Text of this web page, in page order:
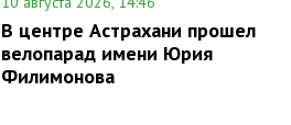
В центре Астрахани прошел
велопарад имени Юрия
Филимонова